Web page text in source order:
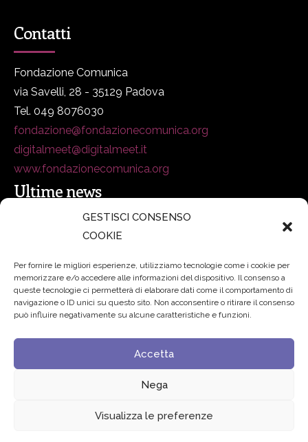
GESTISCI CONSENSO
COOKIE
Per fornire le migliori esperienze, utilizziamo tecnologie come i cookie per
memorizzare e/o accedere alle informazioni del dispositivo. Il consenso a
queste tecnologie ci permetterà di elaborare dati come il comportamento di
navigazione o ID unici su questo sito. Non acconsentire o ritirare il consenso
può influire negativamente su alcune caratteristiche e funzioni.
Accetta
Nega
Visualizza le preferenze
Contatti
Fondazione Comunica
via Savelli, 28 - 35129 Padova
Tel. 049 8076030
fondazione@fondazionecomunica.org
digitalmeet@digitalmeet.it
www.fondazionecomunica.org
Ultime news
secsolutionforum 2026: è Bologna la nuova capitale
Padre Benanti: «Intelligenza artificiale? Contro i nuovi
algoritmi del potere serve una governance condivisa»
Edvance – Digital Education Hub Higher Education